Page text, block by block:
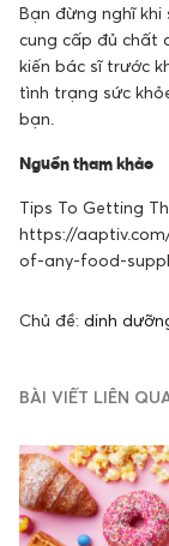
Bạn đừng nghĩ
cung cấp đủ chất
kiến bác sĩ trước
tình trạng sức
bạn.
Nguồn tham khảo
Tips To Getting
https://
of-any-food-
Chủ đề: dinh
BÀI VIẾT LIÊN